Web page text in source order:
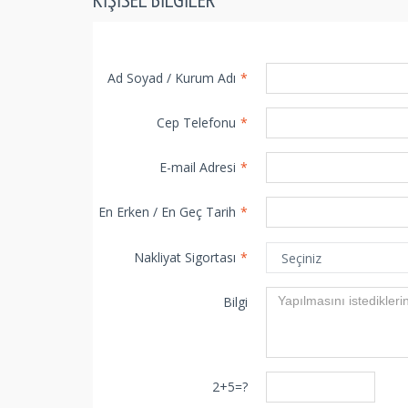
Ad Soyad / Kurum Adı *
Cep Telefonu *
E-mail Adresi *
En Erken / En Geç Tarih *
Nakliyat Sigortası *
Bilgi
2+5=?